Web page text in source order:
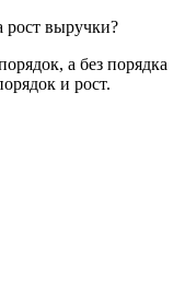
рост выручки?
а без порядка
и рост.